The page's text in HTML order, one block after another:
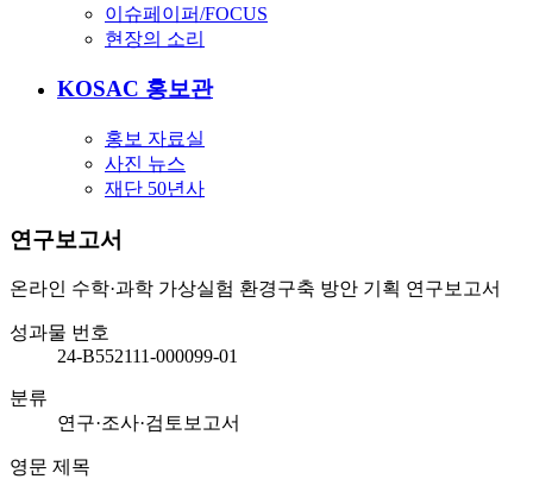
이슈페이퍼/FOCUS
현장의 소리
KOSAC 홍보관
홍보 자료실
사진 뉴스
재단 50년사
연구보고서
온라인 수학·과학 가상실험 환경구축 방안 기획 연구보고서
성과물 번호
24-B552111-000099-01
분류
연구·조사·검토보고서
영문 제목